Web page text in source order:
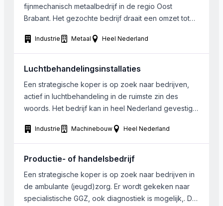
fijnmechanisch metaalbedrijf in de regio Oost
Brabant. Het gezochte bedrijf draait een omzet tot
voorkeur maar is niet noodzakelijk.
Industrie Metaal Heel Nederland
Luchtbehandelingsinstallaties
Een strategische koper is op zoek naar bedrijven,
actief in luchtbehandeling in de ruimste zin des
woords. Het bedrijf kan in heel Nederland gevestigd
paar miljoen omzet te maken.
Industrie Machinebouw Heel Nederland
Productie- of handelsbedrijf
Een strategische koper is op zoek naar bedrijven in
de ambulante (jeugd)zorg. Er wordt gekeken naar
specialistische GGZ, ook diagnostiek is mogelijk,. De